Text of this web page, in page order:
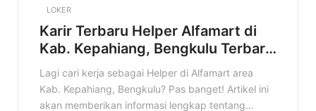
LOKER
Karir Terbaru Helper Alfamart di
Kab. Kepahiang, Bengkulu Terbaru
Tahun 2025
Lagi cari kerja sebagai Helper di Alfamart area
Kab. Kepahiang, Bengkulu? Pas banget! Artikel ini
akan memberikan informasi lengkap tentang